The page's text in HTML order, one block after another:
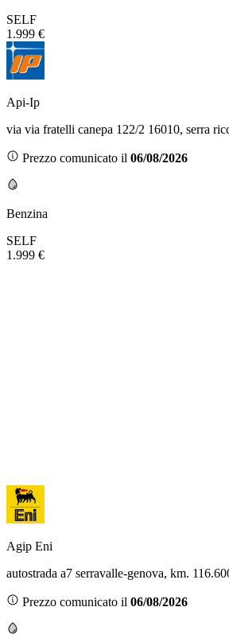
SELF
1.999 €
Api-Ip
via via fratelli canepa 122/2 16010, serra
Prezzo comunicato il 06/08/2026
Benzina
SELF
1.999 €
Agip Eni
autostrada a7 serravalle-genova, km.
Prezzo comunicato il 06/08/2026